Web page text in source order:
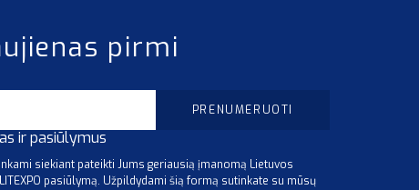
pirmi
ir pasiūlymus
siekiant pateikti Jums geriausią įmanomą Lietuvos
pasiūlymą. Užpildydami šią formą sutinkate su mūsų